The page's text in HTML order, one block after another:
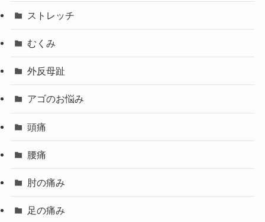
ストレッチ
むくみ
外反母趾
アゴのお悩み
頭痛
腰痛
肘の痛み
足の痛み